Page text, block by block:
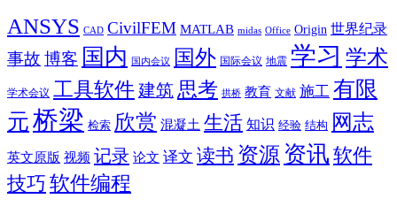
ANSYS CAD CivilFEM MATLAB midas Office Origin 世界纪录
事故 博客 国内 国内会议 国外 国际会议 地震 学习 学术
学术会议 工具软件建筑 思考 拱桥 教育 文献 施工 有限
元桥梁 检索 欣赏 混凝土 生活 知识 经验 结构 网志
英文原版 视频 记录 论文 译文 读书 资源 资讯 软件
技巧 软件编程